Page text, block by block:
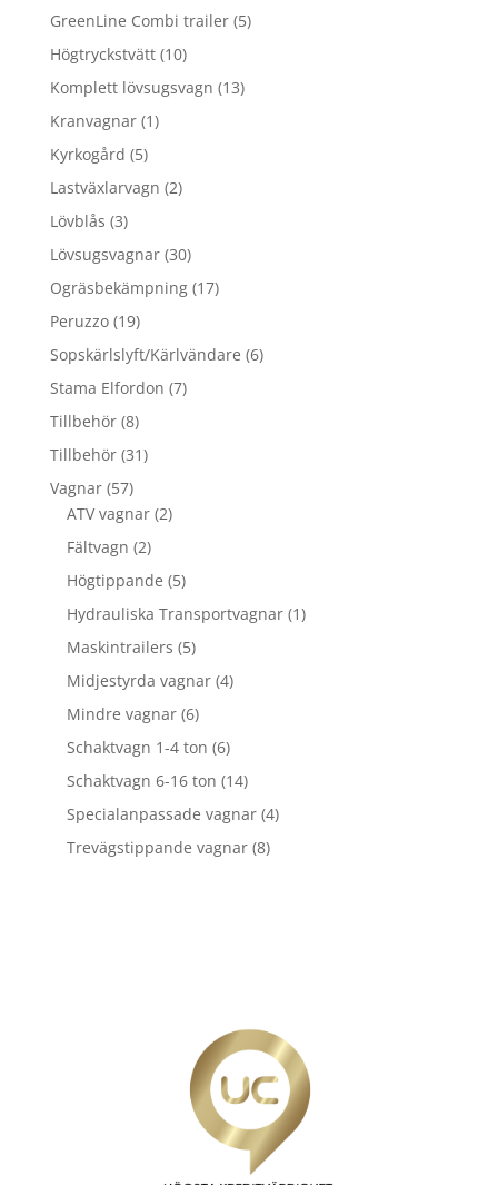
produkter
GreenLine Combi trailer 55
Högtryckstvätt 1010
produkter
Komplett lövsugsvagn 1313
Kranvagnar 11
Kyrkogård 55
produkter
Lastväxlarvagn 22
Lövblås 33
produkter
Lövsugsvagnar 3030
produkter
Ogräsbekämpning 1717
Peruzzo 1919
produkter
Sopskärlslyft/Kärlvändare 66
Stama Elfordon 77
Tillbehör 88
produkter
Tillbehör 3131
Vagnar 5757
produkter
ATV vagnar 22
Fältvagn 22
produkter
Högtippande 55
produkter
Hydrauliska Transportvagnar 11
Maskintrailers 55
produkter
Midjestyrda vagnar 44
Mindre vagnar 66
produkter
Schaktvagn 1-4 ton 66
produkter
Schaktvagn 6-16 ton 1414
produkter
Specialanpassade vagnar 44
Trevägstippande vagnar 88